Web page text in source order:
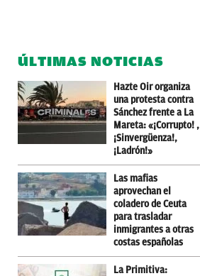
ÚLTIMAS NOTICIAS
Hazte Oir organiza
una protesta contra
Sánchez frente a La
Mareta: «¡Corrupto! ,
¡Sinvergüenza!,
¡Ladrón!»
Las mafias
aprovechan el
coladero de Ceuta
para trasladar
inmigrantes a otras
costas españolas
La Primitiva: